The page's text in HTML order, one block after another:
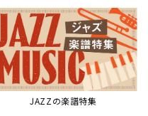
JAZZの楽譜特集